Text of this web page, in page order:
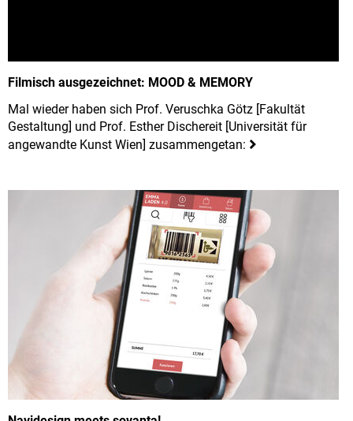
Filmisch ausgezeichnet: MOOD & MEMORY
Mal wieder haben sich Prof. Veruschka Götz [Fakultät
Gestaltung] und Prof. Esther Dischereit [Universität für
angewandte Kunst Wien] zusammengetan: